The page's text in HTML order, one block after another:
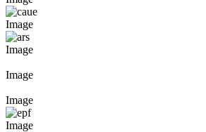
Image
Image
Image
Image
Image